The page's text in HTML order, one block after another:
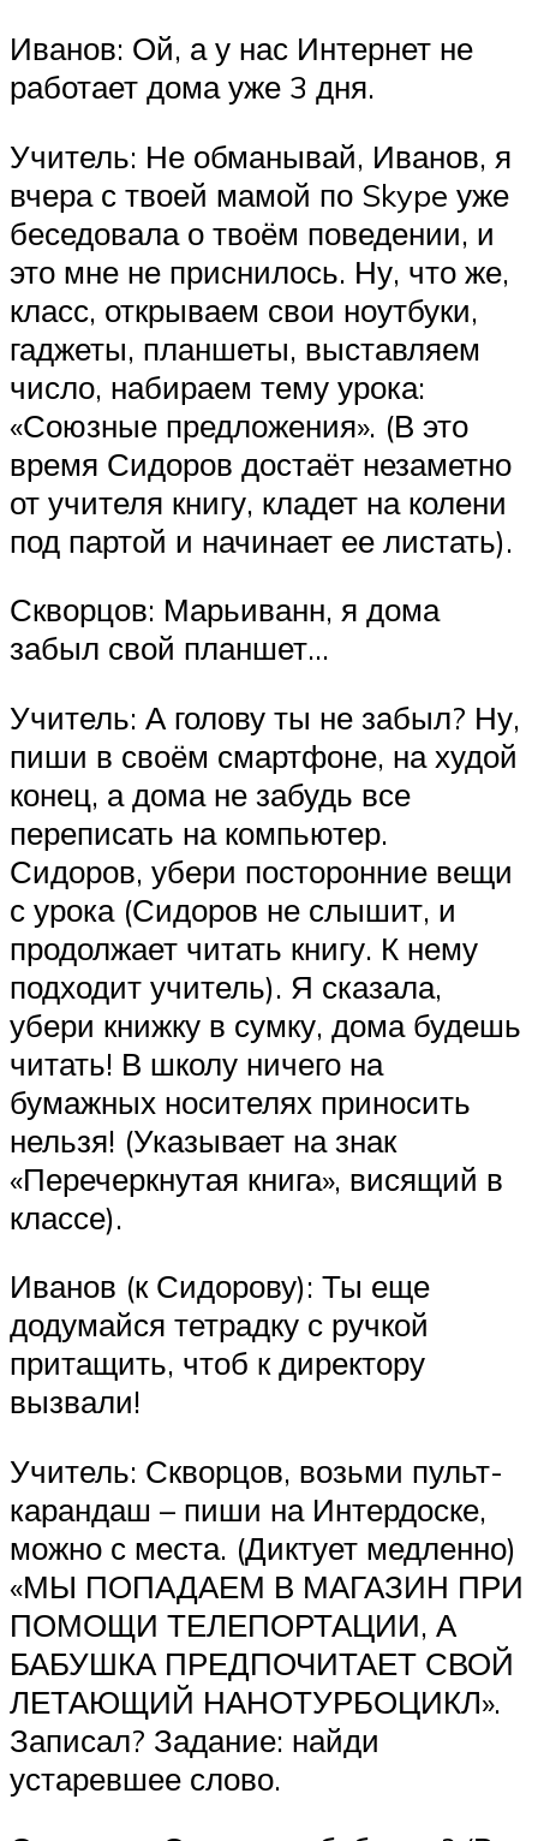
Иванов: Ой, а у нас Интернет не
работает дома уже 3 дня.
Учитель: Не обманывай, Иванов, я
вчера с твоей мамой по Skype уже
беседовала о твоём поведении, и
это мне не приснилось. Ну, что же,
класс, открываем свои ноутбуки,
гаджеты, планшеты, выставляем
число, набираем тему урока:
«Союзные предложения». (В это
время Сидоров достаёт незаметно
от учителя книгу, кладет на колени
под партой и начинает ее листать).
Скворцов: Марьиванн, я дома
забыл свой планшет…
Учитель: А голову ты не забыл? Ну,
пиши в своём смартфоне, на худой
конец, а дома не забудь все
переписать на компьютер.
Сидоров, убери посторонние вещи
с урока (Сидоров не слышит, и
продолжает читать книгу. К нему
подходит учитель). Я сказала,
убери книжку в сумку, дома будешь
читать! В школу ничего на
бумажных носителях приносить
нельзя! (Указывает на знак
«Перечеркнутая книга», висящий в
классе).
Иванов (к Сидорову): Ты еще
додумайся тетрадку с ручкой
притащить, чтоб к директору
вызвали!
Учитель: Скворцов, возьми пульт-
карандаш – пиши на Интердоске,
можно с места. (Диктует медленно)
«МЫ ПОПАДАЕМ В МАГАЗИН ПРИ
ПОМОЩИ ТЕЛЕПОРТАЦИИ, А
БАБУШКА ПРЕДПОЧИТАЕТ СВОЙ
ЛЕТАЮЩИЙ НАНОТУРБОЦИКЛ».
Записал? Задание: найди
устаревшее слово.